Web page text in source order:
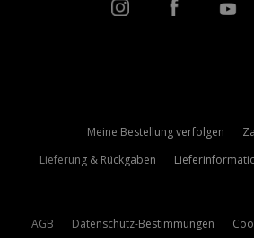
Meine Bestellung verfolgen
Lieferung & Rückgaben
AGB Datenschutz-Bestimmungen